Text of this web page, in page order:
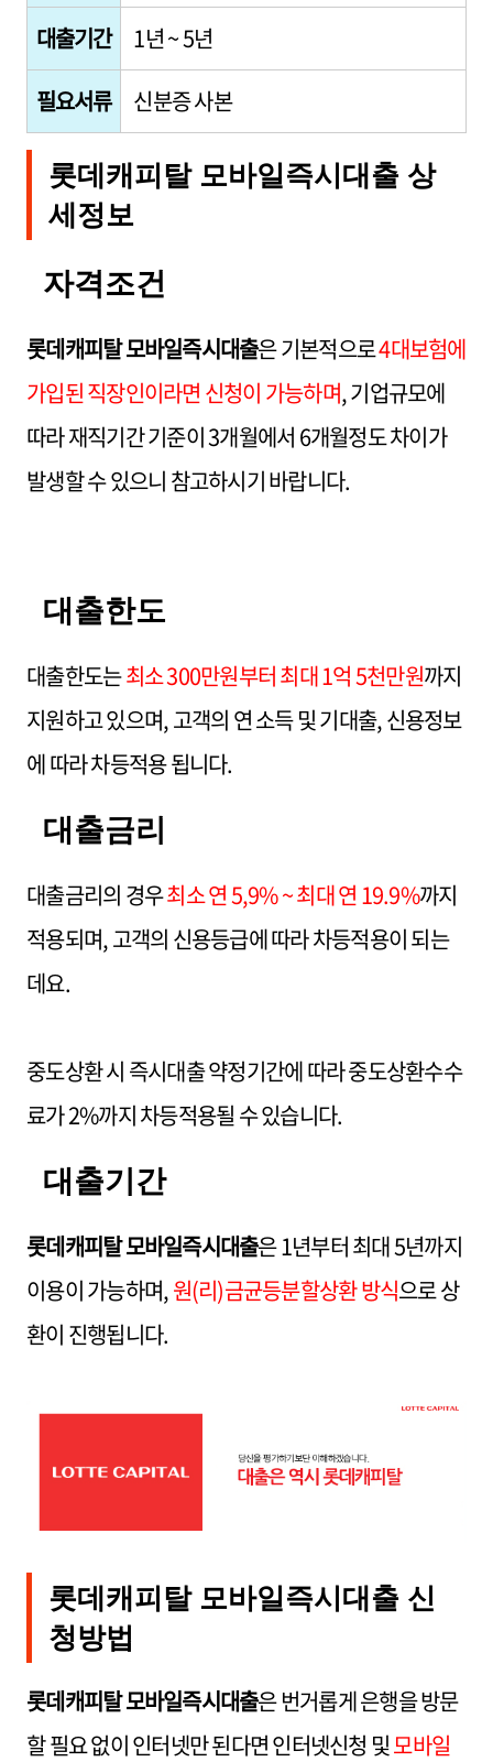
대출기간
1년 ~ 5년
필요서류
신분증 사본
롯데캐피탈 모바일즉시대출 상
세정보
자격조건
롯데캐피탈 모바일즉시대출은 기본적으로4대보험에
가입된 직장인이라면 신청이 가능하며, 기업규모에
따라 재직기간 기준이 3개월에서 6개월정도 차이가
발생할 수 있으니 참고하시기 바랍니다.
대출한도
대출한도는최소 300만원부터 최대 1억 5천만원까지
지원하고 있으며, 고객의 연 소득 및 기대출, 신용정보
에 따라 차등적용 됩니다.
대출금리
대출금리의 경우최소 연 5,9% ~ 최대 연 19.9%까지
적용되며, 고객의 신용등급에 따라 차등적용이 되는
데요.
중도상환 시 즉시대출 약정기간에 따라 중도상환수수
료가 2%까지 차등적용될 수 있습니다.
대출기간
롯데캐피탈 모바일즉시대출은 1년부터 최대 5년까지
이용이 가능하며,원(리)금균등분할상환 방식으로 상
환이 진행됩니다.
롯데캐피탈 모바일즉시대출 신
청방법
롯데캐피탈 모바일즉시대출은 번거롭게 은행을 방문
할 필요 없이 인터넷만 된다면 인터넷신청 및모바일